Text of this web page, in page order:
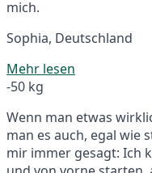
mich.
Sophia, Deutschland
Mehr lesen
-50 kg
Wenn man etwas
man es auch, egal wie
mir immer gesagt: Ich